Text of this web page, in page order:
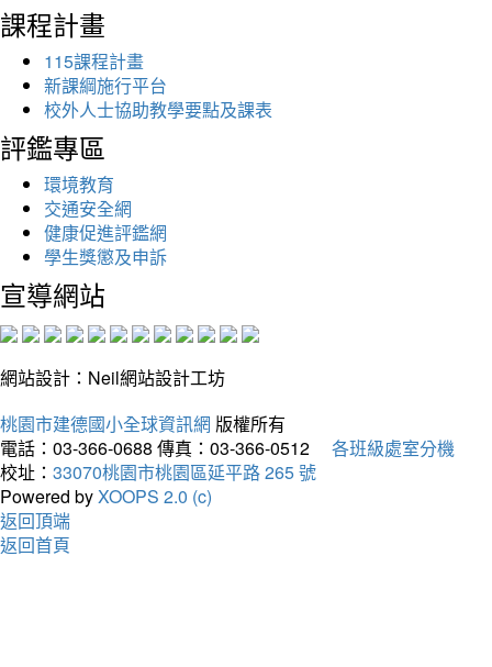
課程計畫
115課程計畫
新課綱施行平台
校外人士協助教學要點及課表
評鑑專區
環境教育
交通安全網
健康促進評鑑網
學生獎懲及申訴
宣導網站
網站設計：Neil網站設計工坊
桃園市建德國小全球資訊網 版權所有
電話：03-366-0688 傳真：03-366-0512
各班級處室分機
校址： 33070桃園市桃園區延平路 265 號
Powered byXOOPS 2.0 (c)
返回頂端
返回首頁